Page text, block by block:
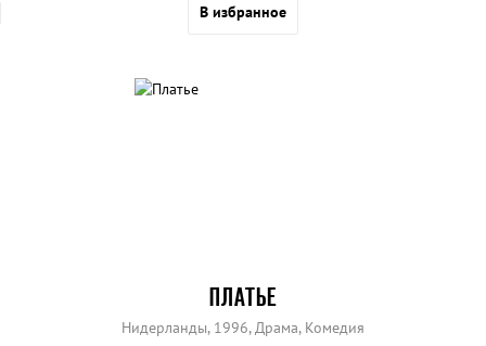
В избранное
ПЛАТЬЕ
Нидерланды, 1996, Драма, Комедия